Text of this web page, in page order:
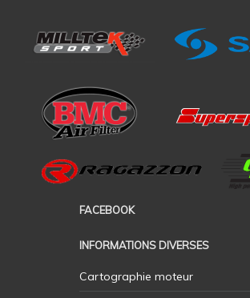
FACEBOOK
INFORMATIONS DIVERSES
Cartographie moteur